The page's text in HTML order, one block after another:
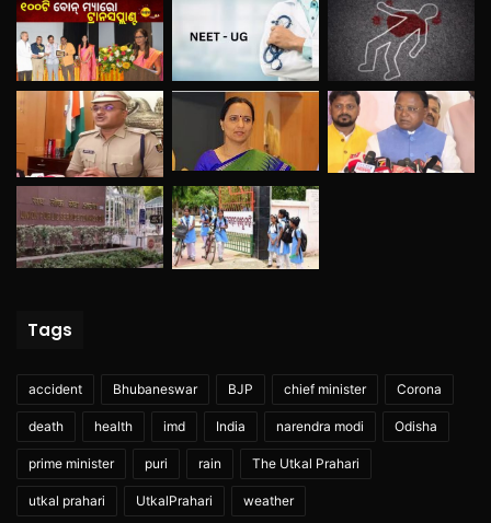
Tags
accident Bhubaneswar BJP chief minister Corona
death health imd India narendra modi Odisha
prime minister puri rain The Utkal Prahari
utkal prahari UtkalPrahari weather